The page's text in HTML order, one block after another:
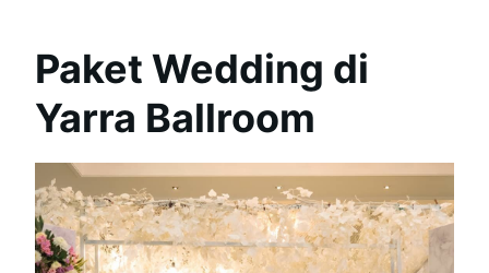
Paket Wedding di
Yarra Ballroom